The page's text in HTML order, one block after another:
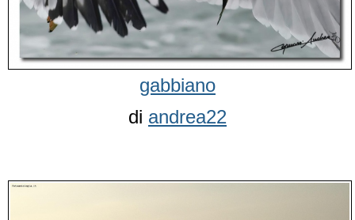
gabbiano
di andrea22